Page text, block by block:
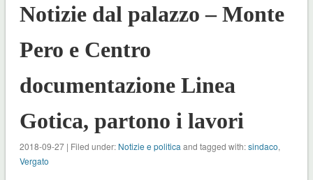
Notizie dal palazzo – Monte
Pero e Centro
documentazione Linea
Gotica, partono i lavori
2018-09-27 | Filed under: Notizie e politica and tagged with:sindaco,
Vergato